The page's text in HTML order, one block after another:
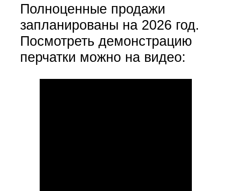
Полноценные продажи
запланированы на 2026 год.
Посмотреть демонстрацию
перчатки можно на видео: